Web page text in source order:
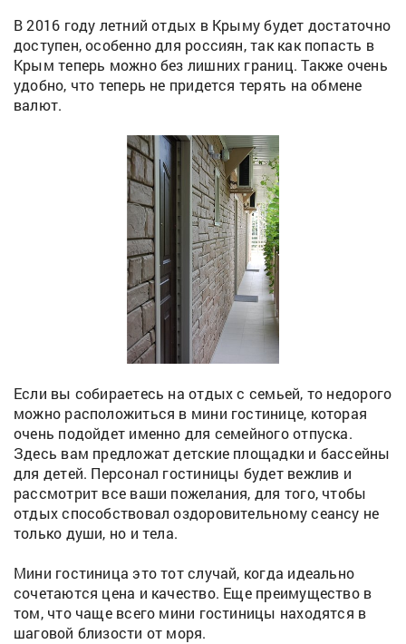
В 2016 году летний отдых в Крыму будет достаточно
доступен, особенно для россиян, так как попасть в
Крым теперь можно без лишних границ. Также очень
удобно, что теперь не придется терять на обмене
валют.
Если вы собираетесь на отдых с семьей, то недорого
можно расположиться в мини гостинице, которая
очень подойдет именно для семейного отпуска.
Здесь вам предложат детские площадки и бассейны
для детей. Персонал гостиницы будет вежлив и
рассмотрит все ваши пожелания, для того, чтобы
отдых способствовал оздоровительному сеансу не
только души, но и тела.
Мини гостиница это тот случай, когда идеально
сочетаются цена и качество. Еще преимущество в
том, что чаще всего мини гостиницы находятся в
шаговой близости от моря.